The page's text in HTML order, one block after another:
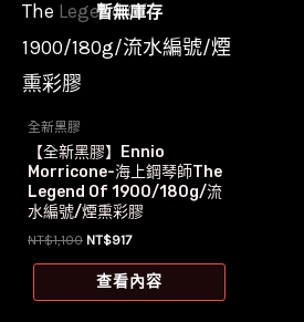
暫無庫存
全新黑膠
【全新黑膠】Ennio
Morricone-海上鋼琴師The
Legend Of 1900/180g/流
水編號/煙熏彩膠
NT$1,100 原
價
格：
NT$917目
價
格：
查看內容